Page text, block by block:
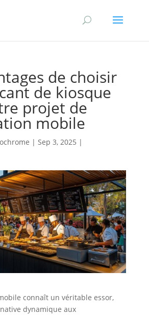
de choisir
de kiosque
projet de
mobile
| Sep 3, 2025 |
connaît un véritable essor,
dynamique aux